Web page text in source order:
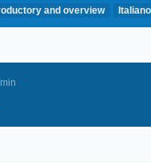
and overview Italiano